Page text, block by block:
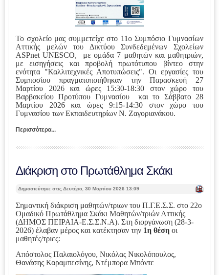
Το σχολείο μας συμμετείχε στο 11ο Συμπόσιο Γυμνασίων
Αττικής μελών του Δικτύου Συνδεδεμένων Σχολείων
ASPnet UNESCO, με ομάδα 7 μαθητών και μαθητριών,
με εισηγήσεις και προβολή πρωτότυπου βίντεο στην
ενότητα "Καλλιτεχνικές Αποτυπώσεις". Οι εργασίες του
Συμποσίου πραγματοποιήθηκαν την Παρασκευή 27
Μαρτίου 2026 και ώρες 15:30-18:30 στον χώρο του
Βαρβακείου Προτύπου Γυμνασίου και το Σάββατο 28
Μαρτίου 2026 και ώρες 9:15-14:30 στον χώρο του
Γυμνασίου των Εκπαιδευτηρίων Ν. Ζαγοριανάκου.
Περισσότερα...
Διάκριση στο Πρωτάθλημα Σκάκι
| Ε
ύπ
ωσ
Δημοσιεύτηκε στις Δευτέρα, 30 Μαρτίου 2026 13:09
Σημαντική διάκριση μαθητών/τριων του Π.Γ.Ε.Σ.Σ. στο 22ο
Ομαδικό Πρωτάθλημα Σκάκι Μαθητών/τριών Αττικής
(ΔΗΜΟΣ ΠΕΙΡΑΙΑ-Ε.Σ.Σ.Ν.Α). Στη διοργάνωση (28-3-
2026) έλαβαν μέρος και κατέκτησαν την 1η θέση οι
μαθητές/τριες:
Απόστολος Παλαιολόγου, Νικόλας Νικολόπουλος,
Θανάσης Καραμπεσίνης, Ντέμπορα Μπόντε